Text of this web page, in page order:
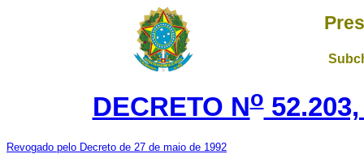
DECRETO No52.203,
Revogado pelo Decreto de 27 de maio de 1992